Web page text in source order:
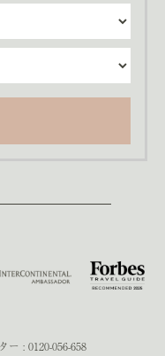
ー : 0120-056-658